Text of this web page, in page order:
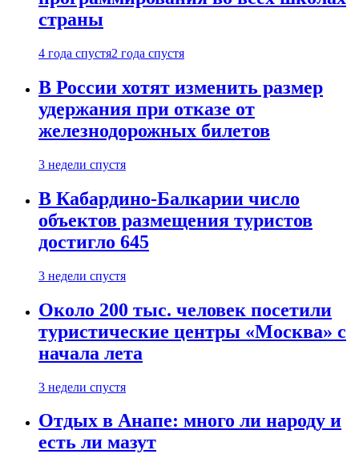
страны
4 года спустя2 года спустя
В России хотят изменить размер
удержания при отказе от
железнодорожных билетов
3 недели спустя
В Кабардино-Балкарии число
объектов размещения туристов
достигло 645
3 недели спустя
Около 200 тыс. человек посетили
туристические центры «Москва» с
начала лета
3 недели спустя
Отдых в Анапе: много ли народу и
есть ли мазут